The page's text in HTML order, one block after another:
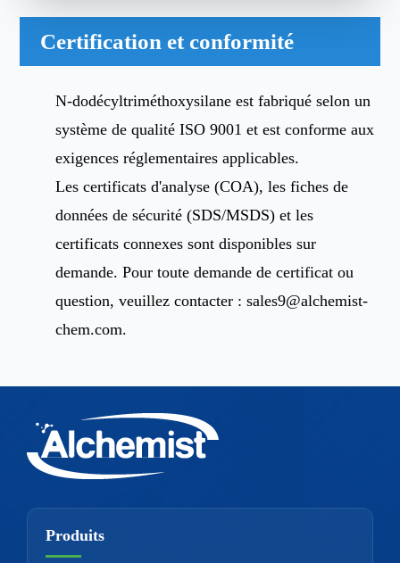
Certification et conformité
N-dodécyltriméthoxysilane est fabriqué selon un
système de qualité ISO 9001 et est conforme aux
exigences réglementaires applicables.
Les certificats d'analyse (COA), les fiches de
données de sécurité (SDS/MSDS) et les
certificats connexes sont disponibles sur
demande. Pour toute demande de certificat ou
question, veuillez contacter :sales9@alchemist-
chem.com.
Produits